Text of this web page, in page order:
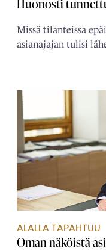
Huonosti
Missä tilanteissa
asianajajan tulisi
ALALLA TAPAHTUU
Oman näköistä